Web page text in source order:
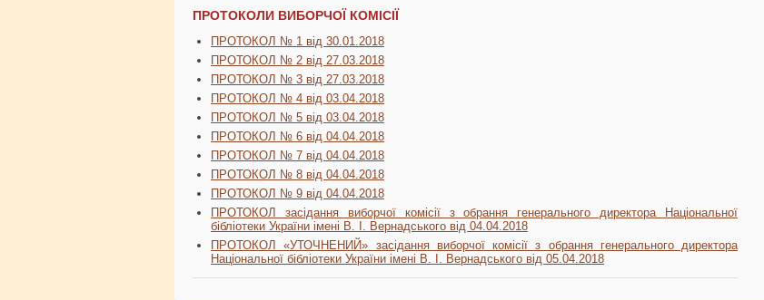
ПРОТОКОЛИ ВИБОРЧОЇ КОМІСІЇ
ПРОТОКОЛ № 1 від 30.01.2018
ПРОТОКОЛ № 2 від 27.03.2018
ПРОТОКОЛ № 3 від 27.03.2018
ПРОТОКОЛ № 4 від 03.04.2018
ПРОТОКОЛ № 5 від 03.04.2018
ПРОТОКОЛ № 6 від 04.04.2018
ПРОТОКОЛ № 7 від 04.04.2018
ПРОТОКОЛ № 8 від 04.04.2018
ПРОТОКОЛ № 9 від 04.04.2018
ПРОТОКОЛ засідання виборчої комісії з обрання генерального директора Національної
бібліотеки України імені В. І. Вернадського від 04.04.2018
ПРОТОКОЛ «УТОЧНЕНИЙ» засідання виборчої комісії з обрання генерального директора
Національної бібліотеки України імені В. І. Вернадського від 05.04.2018